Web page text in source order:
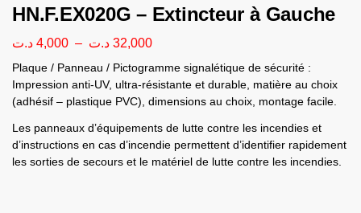
HN.F.EX020G – Extincteur à Gauche
4,000 د.ت – 32,000 د.ت
Plaque / Panneau / Pictogramme signalétique de sécurité :
Impression anti-UV, ultra-résistante et durable, matière au choix
(adhésif – plastique PVC), dimensions au choix, montage facile.
Les panneaux d’équipements de lutte contre les incendies et
d’instructions en cas d’incendie permettent d’identifier rapidement
les sorties de secours et le matériel de lutte contre les incendies.